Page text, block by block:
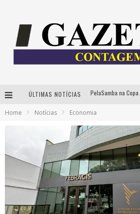
ÚLTIMAS NOTÍCIAS
Home Notícias Economia